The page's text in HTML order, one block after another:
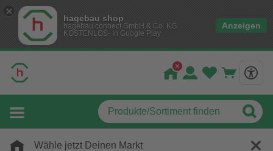
hagebau shop
hagebau connect GmbH & Co. KG
KOSTENLOS- In Google Play
Anzeigen
Wähle jetzt Deinen Markt